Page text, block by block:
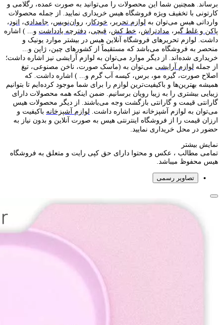
برساند. همچنین شما این محصولات را می‌توانید به صورت عمده، رگلامی و
کارتونی با تخفیف ویژه فروشگاه هیس خریداری نمایید. از جمله محصولات
وارداتی هیس می‌توان به لوازم تحریر ، خودکار ، روان‌نویس، جامدادی، اتود،
پاکن و غلط گیر ، مدادتراش، خط کش، قیچی، دفترچه یادداشت و... ) اشاره
داشت. لوازم تحریر‌های فروشگاه آنلاین هیس در بیشتر موارد یونیک و
منحصر به فروشگاه می‌باشد که مستقیماً از کشور‌های چین، ژاپن و...
خریداری شده‌اند. از دیگر موارد می‌توان به لوازم آرایشی نیز اشاره داشت؛
از جمله لوازم آرایشی می‌توان به (ماسک صورت، ناخن مصنوعی، تیغ
اصلاح صورت، گیره مو، برس، کیسه آب گرم و... ) اشاره داشت. که
همیشه بهترین‌ها و باکیفیت‌ترین لوازم را برای شما موجود کرده‌ایم تا بتوانیم
زیبایی بیشتری را به زیبا رویان برسانیم. ضمن اینکه همه محصولات دارای
گارانتی قیمت و گارانتی بازگشت وجه می‌باشند. از دیگر محصولات هیس
می‌توان به لوازم آشپزخانه نیز اشاره داشت. لوازم آشپزخانه باکیفیت و
ارزان قیمت را از فروشگاه اینترنتی هیس به صورت آنلاین و بدون نیاز به
حضور در محل خریداری نمایید.
نمایش بیشتر
تمامی مطالب ، عکس و محتوا دارای حق کپی رایت و متعلق به فروشگاه
هیس محفوظ میباشد.
تصاویر رسمی